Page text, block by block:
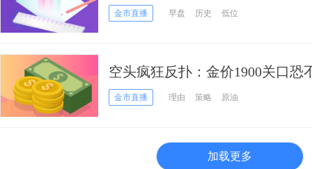
人的行情
金市直播 早盘 历史 低位
空头疯狂反扑：金价1900关口恐
最新操作建议
金市直播 理由 策略 原油
加载更多